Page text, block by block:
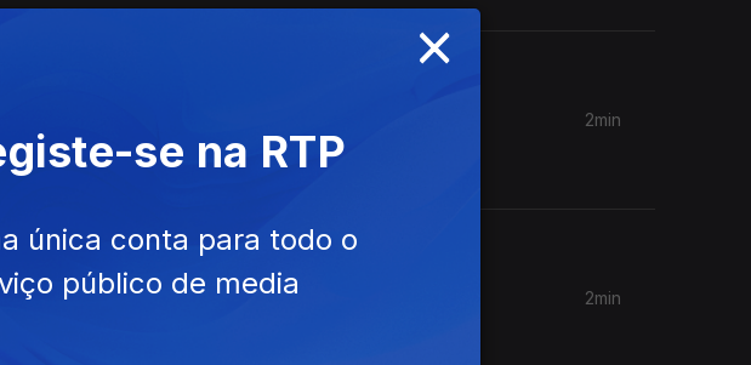
quatro com quem privou. Aura
2min
de vida quando a nossa
2min
×
se na RTP
única conta para todo o
público de media